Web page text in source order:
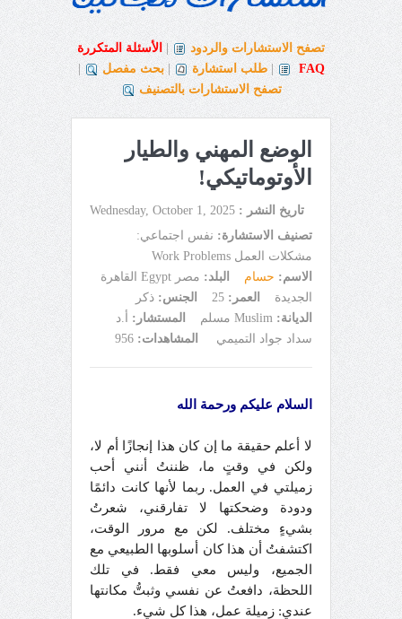
تصفح الاستشارات والردود
الأسئلة المتكررة
FAQ
طلب استشارة بحث مفصل
تصفح الاستشارات بالتصنيف
الوضع المهني والطيار
الأوتوماتيكي!
تاريخ النشر : Wednesday, October 1, 2025
تصنيف الاستشارة: نفس اجتماعي:
مشكلات العمل Work Problems
الاسم: حسام البلد:
مصر Egypt القاهرة
الجديدة
العمر: 25 الجنس: ذكر
الديانة: Muslim مسلم المستشار:
أ.د
سداد جواد التميمي
المشاهدات: 956
السلام عليكم ورحمة الله
لا أعلم حقيقة ما إن كان هذا إنجازًا أم لا،
ولكن في وقتٍ ما، ظننتُ أنني أحب
زميلتي في العمل. ربما لأنها كانت دائمًا
ودودة وضحكتها لا تفارقني، شعرتُ
بشيءٍ مختلف. لكن مع مرور الوقت،
اكتشفتُ أن هذا كان أسلوبها الطبيعي مع
الجميع، وليس معي فقط. في تلك
اللحظة، دافعتُ عن نفسي وثبتُّ مكانتها
عندي: زميلة عمل، هذا كل شيء.